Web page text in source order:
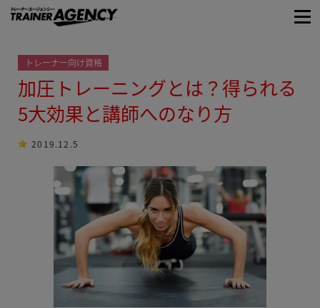
トレーナー向け資格
加圧トレーニングとは？得られる
5大効果と講師へのなり方
2019.12.5